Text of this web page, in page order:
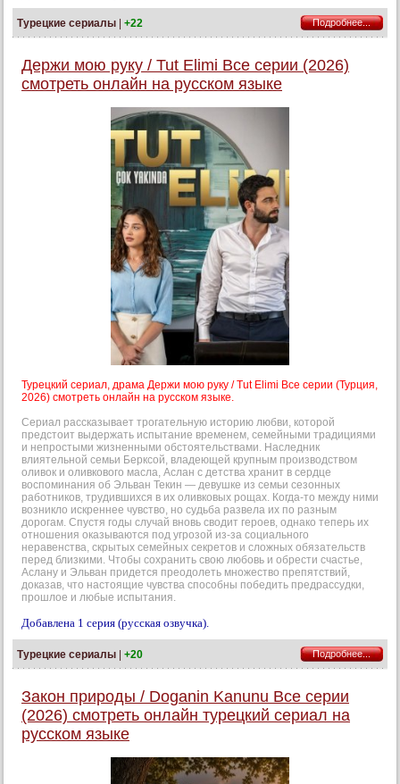
Турецкие сериалы +22 Подробнее...
Держи мою руку / Tut Elimi Все серии (2026)
смотреть онлайн на русском языке
Турецкий сериал, драма Держи мою руку / Tut Elimi Все серии (Турция,
2026) смотреть онлайн на русском языке.
Сериал рассказывает трогательную историю любви, которой
предстоит выдержать испытание временем, семейными традициями
и непростыми жизненными обстоятельствами. Наследник
влиятельной семьи Берксой, владеющей крупным производством
оливок и оливкового масла, Аслан с детства хранит в сердце
воспоминания об Эльван Текин — девушке из семьи сезонных
работников, трудившихся в их оливковых рощах. Когда-то между ними
возникло искреннее чувство, но судьба развела их по разным
дорогам. Спустя годы случай вновь сводит героев, однако теперь их
отношения оказываются под угрозой из-за социального
неравенства, скрытых семейных секретов и сложных обязательств
перед близкими. Чтобы сохранить свою любовь и обрести счастье,
Аслану и Эльван придется преодолеть множество препятствий,
доказав, что настоящие чувства способны победить предрассудки,
прошлое и любые испытания.
Добавлена 1 серия (русская озвучка).
Турецкие сериалы | +20 Подробнее...
Закон природы / Doganin Kanunu Все серии
(2026) смотреть онлайн турецкий сериал на
русском языке